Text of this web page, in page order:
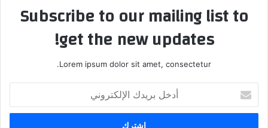
Subscribe to our mailing list to
get the new updates!
Lorem ipsum dolor sit amet, consectetur.
خ